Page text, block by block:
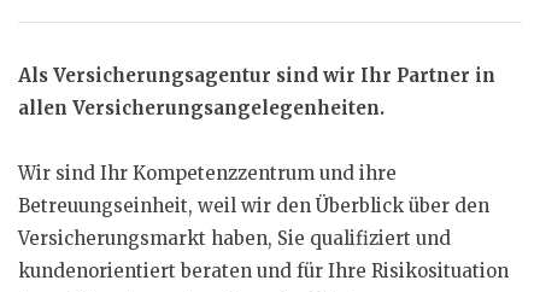
Als Versicherungsagentur sind wir Ihr Partner in
allen Versicherungsangelegenheiten.
Wir sind Ihr Kompetenzzentrum und ihre
Betreuungseinheit, weil wir den Überblick über den
Versicherungsmarkt haben, Sie qualifiziert und
kundenorientiert beraten und für Ihre Risikosituation